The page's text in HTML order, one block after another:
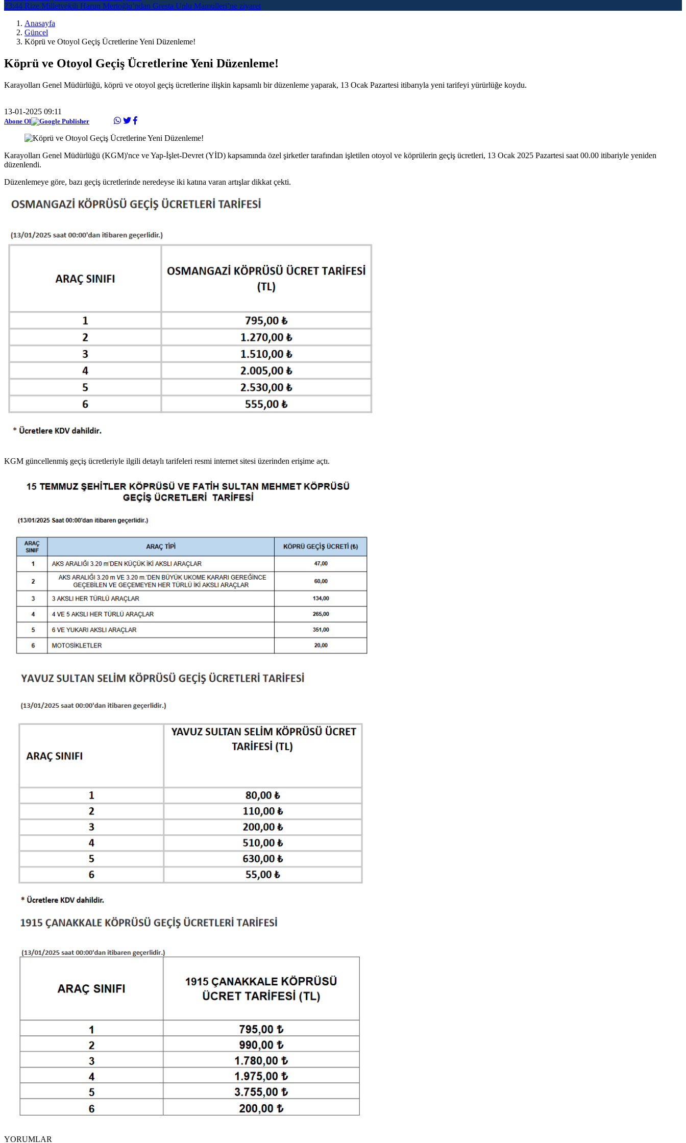
23:44 Rize Milletvekili Harun Mertoğlu’ndan Gresta Unlu Mamulleri’ne ziyaret
Anasayfa
Güncel
Köprü ve Otoyol Geçiş Ücretlerine Yeni Düzenleme!
Köprü ve Otoyol Geçiş Ücretlerine Yeni Düzenleme!
Karayolları Genel Müdürlüğü, köprü ve otoyol geçiş ücretlerine ilişkin kapsamlı bir düzenleme yaparak, 13 Ocak Pazartesi itibarıyla yeni tarifeyi yürürlüğe koydu.
13-01-2025 09:11
Abone Ol
Karayolları Genel Müdürlüğü (KGM)'nce ve Yap-İşlet-Devret (YİD) kapsamında özel şirketler tarafından işletilen otoyol ve köprülerin geçiş ücretleri, 13 Ocak 2025 Pazartesi saat 00.00 itibariyle yeniden
düzenlendi.
Düzenlemeye göre, bazı geçiş ücretlerinde neredeyse iki katına varan artışlar dikkat çekti.
KGM güncellenmiş geçiş ücretleriyle ilgili detaylı tarifeleri resmi internet sitesi üzerinden erişime açtı.
YORUMLAR